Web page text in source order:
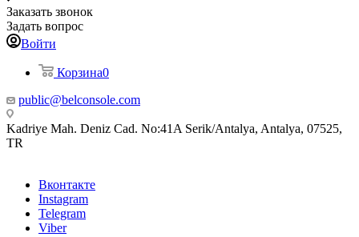
Заказать звонок
Задать вопрос
Войти
Корзина0
public@belconsole.com
Kadriye Mah. Deniz Cad. No:41A Serik/Antalya, Antalya, 07525,
TR
Вконтакте
Instagram
Telegram
Viber